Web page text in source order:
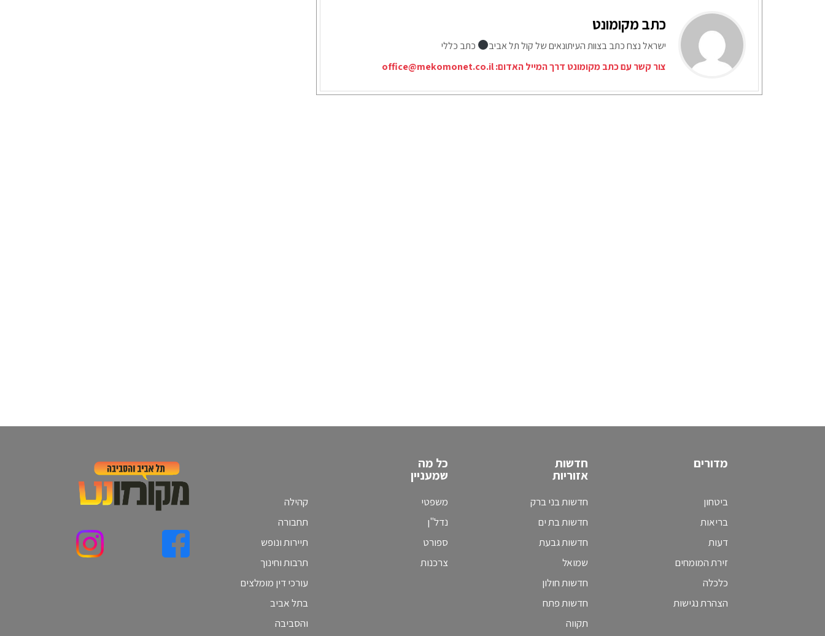
כתב מקומונט
ישראל נצח כתב בצוות העיתונאים של קול תל אביב
כתב כללי
צור קשר עם כתב מקומונט דרך המייל האדום:office@mekomonet.co.il
מדורים
ביטחון
בריאות
דעות
זירת המומחים
כלכלה
הצהרת נגישות
חדשות
אזוריות
חדשות בני ברק
חדשות בת ים
חדשות גבעת
שמואל
חדשות חולון
חדשות פתח
תקווה
כל מה
שמעניין
משפטי
נדל"ן
ספורט
צרכנות
קהילה
תחבורה
תיירות ונופש
תרבות וחינוך
עורכי דין מומלצים
בתל אביב
והסביבה